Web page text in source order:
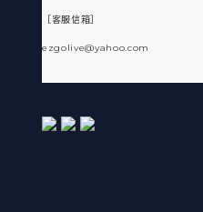
［客服信箱］
ezgolive@yahoo.com